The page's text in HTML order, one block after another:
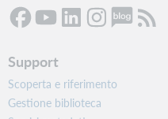
Support
Scoperta e riferimento
Gestione biblioteca